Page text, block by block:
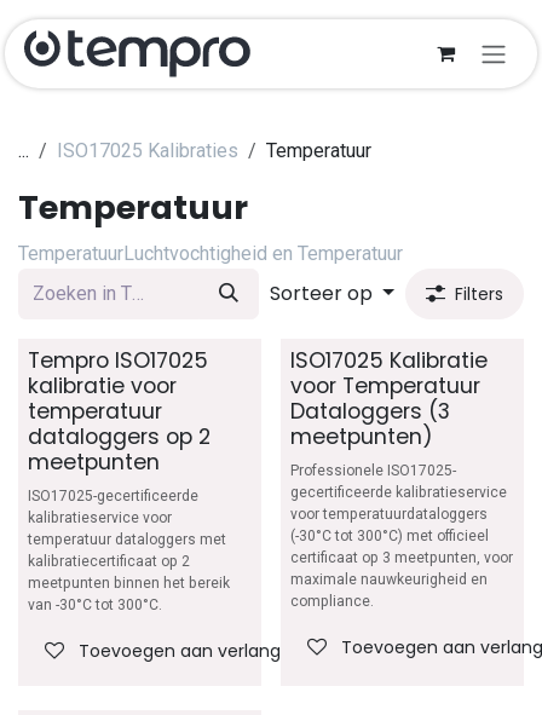
Overslaan naar inhoud
... ISO17025 Kalibraties Temperatuur
Temperatuur
TemperatuurLuchtvochtigheid en Temperatuur
Sorteer op Filters
Tempro ISO17025
kalibratie voor
temperatuur
dataloggers op 2
meetpunten
ISO17025-gecertificeerde
kalibratieservice voor
temperatuur dataloggers met
kalibratiecertificaat op 2
meetpunten binnen het bereik
van -30°C tot 300°C.
Toevoegen aan verlanglijst
ISO17025 Kalibratie
voor Temperatuur
Dataloggers (3
meetpunten)
Professionele ISO17025-
gecertificeerde kalibratieservice
voor temperatuurdataloggers
(-30°C tot 300°C) met officieel
certificaat op 3 meetpunten, voor
maximale nauwkeurigheid en
compliance.
Toevoegen aan